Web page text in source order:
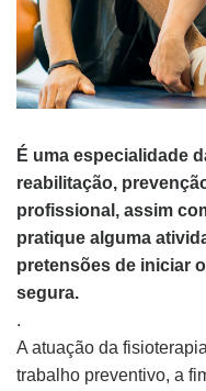
É uma especialidade
reabilitação,
profissional, assim
pratique alguma
pretensões de iniciar
segura.
.
A atuação da
trabalho preventivo, a